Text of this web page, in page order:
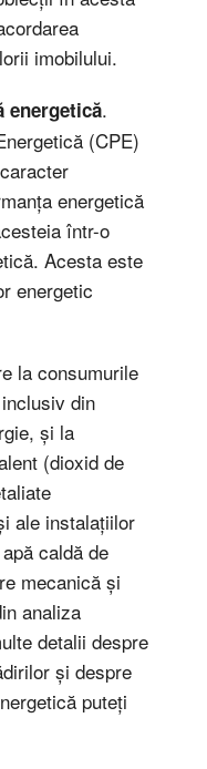
imobilului.
energetică.
(CPE)
energetică
într-o
Acesta este
energetic
la consumurile
din
și la
(dioxid de
ale instalațiilor
caldă de
mecanică și
analiza
detalii despre
și despre
puteți